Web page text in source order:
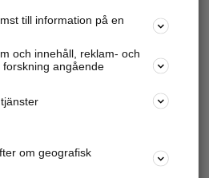
till information på en
och innehåll, reklam- och
angående
om geografisk